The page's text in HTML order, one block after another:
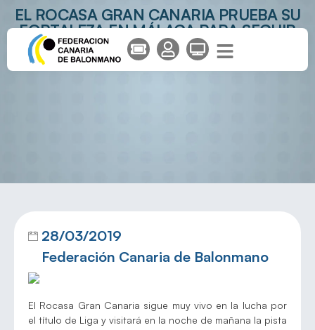
EL ROCASA GRAN CANARIA PRUEBA SU
FORTALEZA EN MÁLAGA PARA SEGUIR
ASPIRANDO A LA LIGA
28/03/2019
Federación Canaria de Balonmano
El Rocasa Gran Canaria sigue muy vivo en la lucha por
el título de Liga y visitará en la noche de mañana la pista